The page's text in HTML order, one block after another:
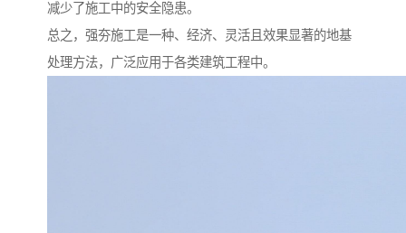
减少了施工中的安全隐患。
总之，强夯施工是一种、经济、灵活且效果显著的地基
处理方法，广泛应用于各类建筑工程中。